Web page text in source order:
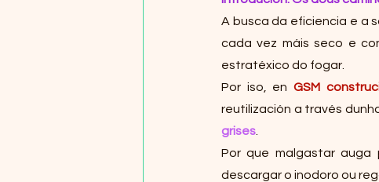
A busca da eficiencia e a
cada vez máis seco e
estratéxico do fogar.
Por iso, en GSM
reutilización a través
grises
Por que malgastar
descargar o inodoro ou